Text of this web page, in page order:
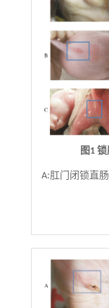
图1
A:肛门闭锁直